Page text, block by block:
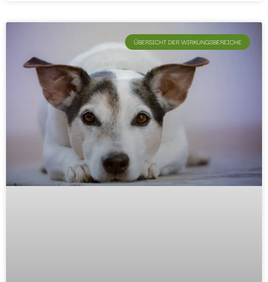
ÜBERSICHT DER WIRKUNGSBEREICHE